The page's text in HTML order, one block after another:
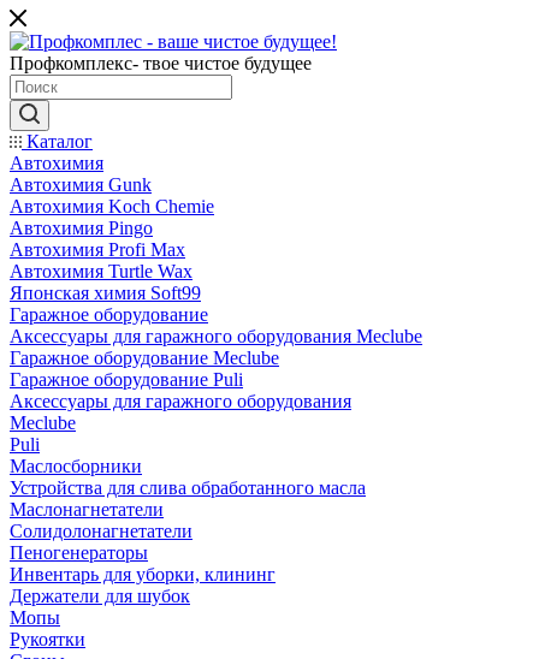
Профкомплекс- твое чистое будущее
Каталог
Автохимия
Автохимия Gunk
Автохимия Koch Chemie
Автохимия Pingo
Автохимия Profi Max
Автохимия Turtle Wax
Японская химия Soft99
Гаражное оборудование
Аксессуары для гаражного оборудования Meclube
Гаражное оборудование Meclube
Гаражное оборудование Puli
Аксессуары для гаражного оборудования
Meclube
Puli
Маслосборники
Устройства для слива обработанного масла
Маслонагнетатели
Солидолонагнетатели
Пеногенераторы
Инвентарь для уборки, клининг
Держатели для шубок
Мопы
Рукоятки